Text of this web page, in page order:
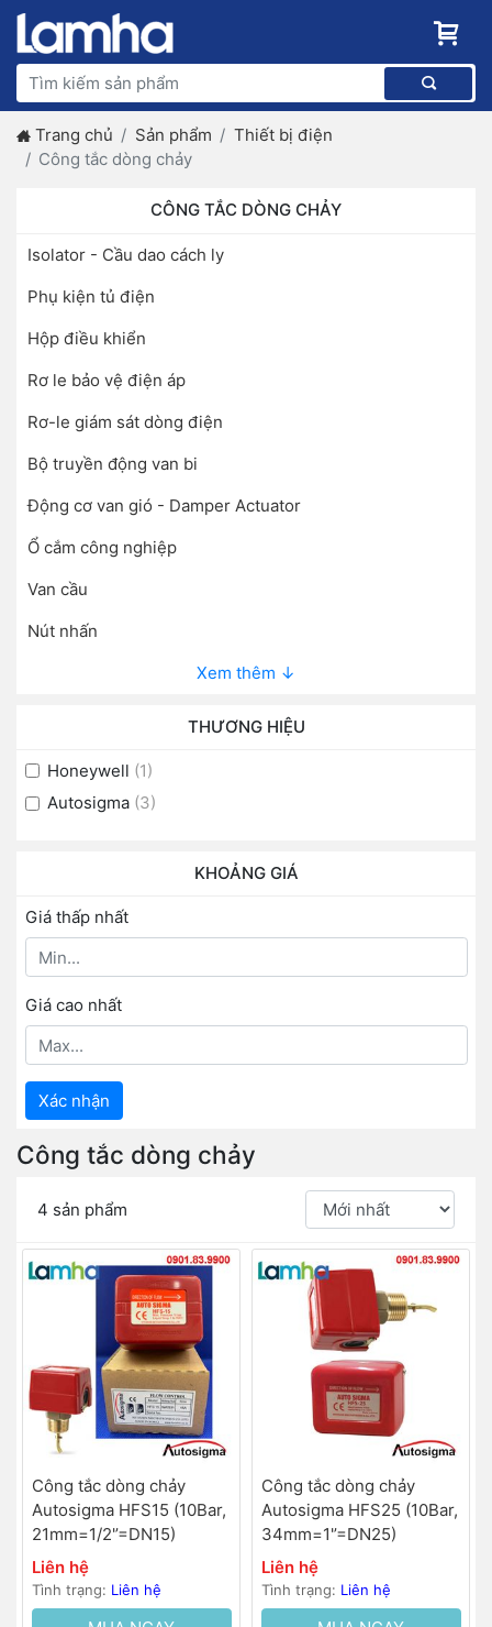
Trang chủ Sản phẩm
Thiết bị điện
Công tắc dòng chảy
CÔNG TẮC DÒNG CHẢY
Isolator - Cầu dao cách ly
Phụ kiện tủ điện
Hộp điều khiển
Rơ le bảo vệ điện áp
Rơ-le giám sát dòng điện
Bộ truyền động van bi
Động cơ van gió - Damper Actuator
Ổ cắm công nghiệp
Van cầu
Nút nhấn
Xem thêm ↓
THƯƠNG HIỆU
Honeywell (1)
Autosigma (3)
KHOẢNG GIÁ
Giá thấp nhất
Giá cao nhất
Xác nhận
Công tắc dòng chảy
4 sản phẩm
Công tắc dòng chảy
Autosigma HFS15 (10Bar,
21mm=1/2'’=DN15)
Liên hệ
Tình trạng: Liên hệ
Công tắc dòng chảy
Autosigma HFS25 (10Bar,
34mm=1'’=DN25)
Liên hệ
Tình trạng: Liên hệ